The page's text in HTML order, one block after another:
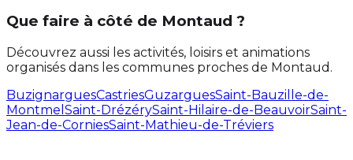
Que faire à côté de Montaud ?
Découvrez aussi les activités, loisirs et animations
organisés dans les communes proches de Montaud.
BuzignarguesCastriesGuzarguesSaint-Bauzille-de-
Montmel Saint-DrézérySaint-Hilaire-de-BeauvoirSaint-
Jean-de-CorniesSaint-Mathieu-de-Tréviers